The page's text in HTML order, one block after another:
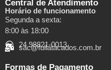
Central de Atendimento
Horário de funcionamento
Segunda a sexta:
8:00 às 18:00
24 98821-0013
sac@fullatacados.com.br
Formas de Pagamento